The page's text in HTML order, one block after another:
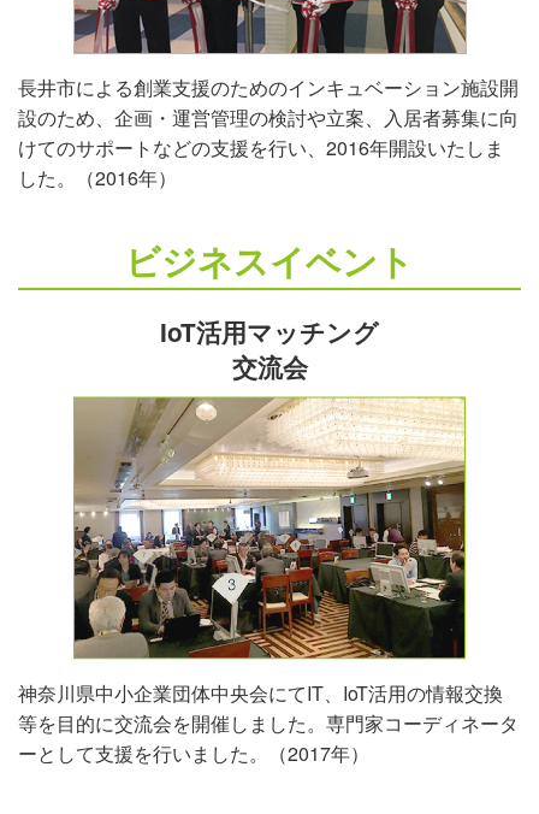
長井市による創業支援のためのインキュベーション施設開
設のため、企画・運営管理の検討や立案、入居者募集に向
けてのサポートなどの支援を行い、2016年開設いたしま
した。（2016年）
ビジネスイベント
IoT活用マッチング
交流会
神奈川県中小企業団体中央会にてIT、IoT活用の情報交換
等を目的に交流会を開催しました。専門家コーディネータ
ーとして支援を行いました。（2017年）